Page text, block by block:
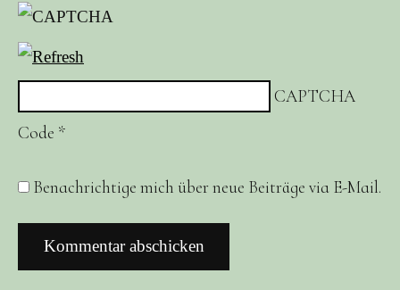
CAPTCHA
Code *
Benachrichtige mich über neue Beiträge via E-Mail.